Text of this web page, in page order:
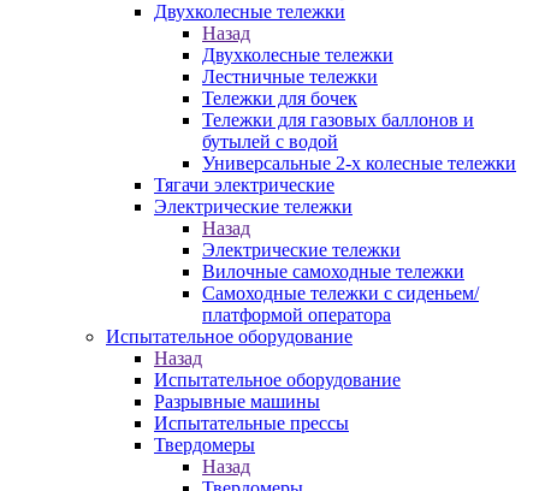
Двухколесные тележки
Назад
Двухколесные тележки
Лестничные тележки
Тележки для бочек
Тележки для газовых баллонов и
бутылей с водой
Универсальные 2-х колесные тележки
Тягачи электрические
Электрические тележки
Назад
Электрические тележки
Вилочные самоходные тележки
Самоходные тележки с сиденьем/
платформой оператора
Испытательное оборудование
Назад
Испытательное оборудование
Разрывные машины
Испытательные прессы
Твердомеры
Назад